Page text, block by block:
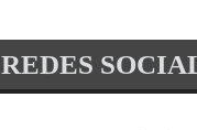
REDES